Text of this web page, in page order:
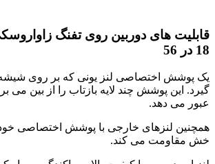
قابلیت های دوربین
18 در 56
یک پوشش اختصاصی لنز یونی که بر روی
گیرد. این پوشش چند لایه بازتاب را از بین می
عبور می دهد.
همچنین لنزهای خارجی با پوشش اختصاصی
خش مقاومت می کند.